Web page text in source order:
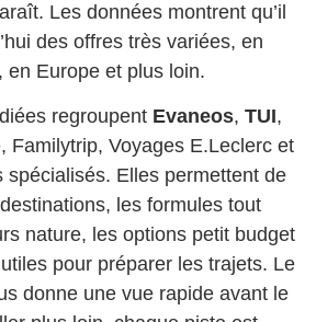
Les données montrent qu’il
des offres très variées, en
en Europe et plus loin.
regroupent Evaneos, TUI,
Familytrip, Voyages E.Leclerc et
spécialisés. Elles permettent de
les formules tout
nature, les options petit budget
pour préparer les trajets. Le
donne une vue rapide avant le